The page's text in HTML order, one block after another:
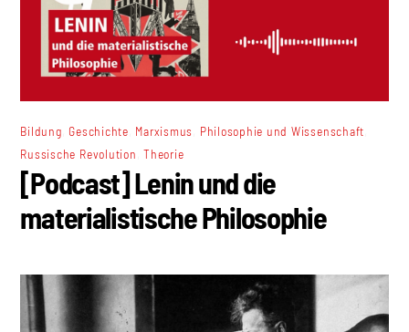
Bildung Geschichte Marxismus Philosophie und Wissenschaft
Russische Revolution ,Theorie
[Podcast] Lenin und die
materialistische Philosophie